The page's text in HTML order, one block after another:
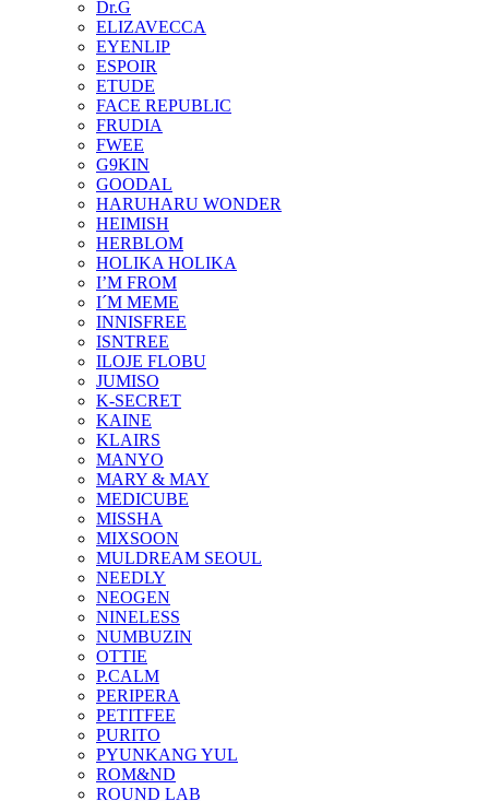
Dr.G
ELIZAVECCA
EYENLIP
ESPOIR
ETUDE
FACE REPUBLIC
FRUDIA
FWEE
G9KIN
GOODAL
HARUHARU WONDER
HEIMISH
HERBLOM
HOLIKA HOLIKA
I’M FROM
I´M MEME
INNISFREE
ISNTREE
ILOJE FLOBU
JUMISO
K-SECRET
KAINE
KLAIRS
MANYO
MARY & MAY
MEDICUBE
MISSHA
MIXSOON
MULDREAM SEOUL
NEEDLY
NEOGEN
NINELESS
NUMBUZIN
OTTIE
P.CALM
PERIPERA
PETITFEE
PURITO
PYUNKANG YUL
ROM&ND
ROUND LAB